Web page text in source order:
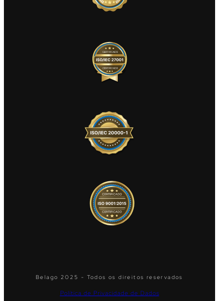
Belago 2025 - Todos os direitos reservados
Política de Privacidade de Dados